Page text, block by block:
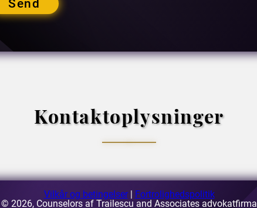
Send
Kontaktoplysninger
Rumænien
Vilkår og betingelser| Fortrolighedspolitik
© 2026, Counselors af Trailescu and Associates advokatfirma